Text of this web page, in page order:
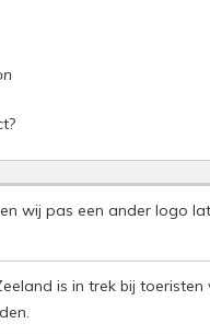
wij pas een ander logo
is in trek bij toeristen